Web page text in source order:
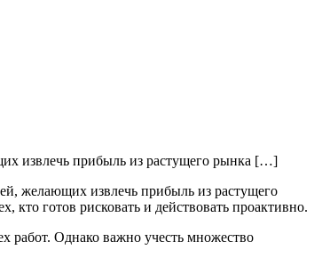
извлечь прибыль из растущего рынка […]
желающих извлечь прибыль из растущего
готов рисковать и действовать проактивно.
работ. Однако важно учесть множество